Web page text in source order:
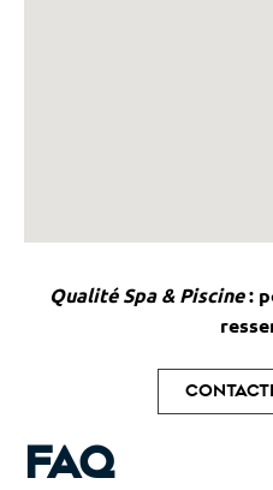
Qualité Spa & Piscine:
FAQ